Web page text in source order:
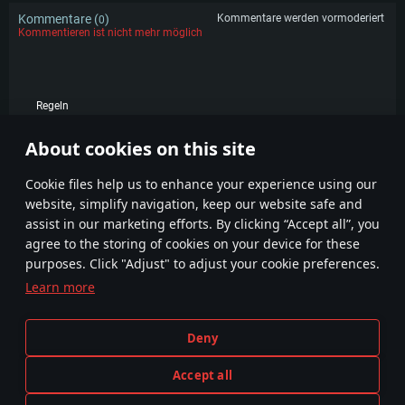
About cookies on this site
Сookie files help us to enhance your experience using our
website, simplify navigation, keep our website safe and
assist in our marketing efforts. By clicking “Accept all”, you
agree to the storing of cookies on your device for these
purposes. Click "Adjust" to adjust your cookie preferences.
Learn more
Deny
Accept all
Kommentare (0)
Kommentare werden vormoderiert
Kommentieren ist nicht mehr möglich
Regeln